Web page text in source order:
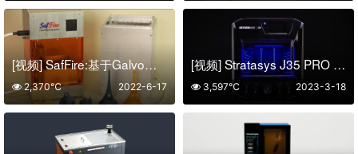
[视频] SafFire:基于Galvo的SLA 3D打印机和激光雕刻机
2022-6-17
2,370℃
[视频] Stratasys J35 PRO 多功能多材料的办公3D打印机
2023-3-18
3,597℃